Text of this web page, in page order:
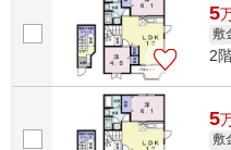
5
敷
2
5
敷